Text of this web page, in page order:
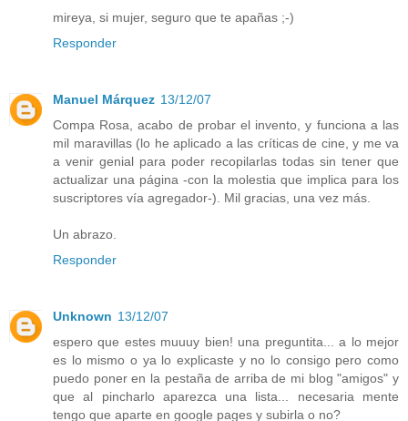
mireya, si mujer, seguro que te apañas ;-)
Responder
Manuel Márquez 13/12/07
Compa Rosa, acabo de probar el invento, y funciona a las
mil maravillas (lo he aplicado a las críticas de cine, y me va
a venir genial para poder recopilarlas todas sin tener que
actualizar una página -con la molestia que implica para los
suscriptores vía agregador-). Mil gracias, una vez más.
Un abrazo.
Responder
Unknown 13/12/07
espero que estes muuuy bien! una preguntita... a lo mejor
es lo mismo o ya lo explicaste y no lo consigo pero como
puedo poner en la pestaña de arriba de mi blog "amigos" y
que al pincharlo aparezca una lista... necesaria mente
tengo que aparte en google pages y subirla o no?